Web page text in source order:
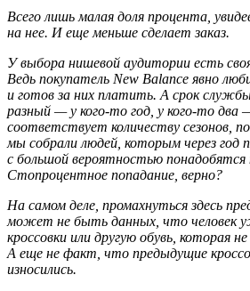
Всего лишь малая доля процента,
на нее. И еще меньше сделает заказ.
У выбора нишевой аудитории есть
Ведь покупатель New Balance явно
и готов за них платить. А срок службы
разный — у кого-то год, у кого-то два
соответствует количеству сезонов,
мы собрали людей, которым через год
с большой вероятностью понадобятся
Стопроцентное попадание, верно?
На самом деле, промахнуться здесь
может не быть данных, что человек
кроссовки или другую обувь, которая
А еще не факт, что предыдущие
износились.